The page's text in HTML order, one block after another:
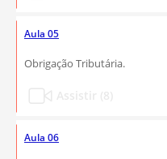
Aula 05
Obrigação Tributária.
Aula 06